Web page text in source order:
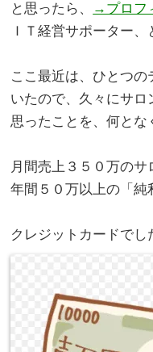
と思ったら、
→プロフ
ＩＴ経営サポーター、
ここ最近は、ひとつ
いたので、久々にサロ
思ったことを、何とな
月間売上３５０万の
年間５０万以上の「
クレジットカードでし